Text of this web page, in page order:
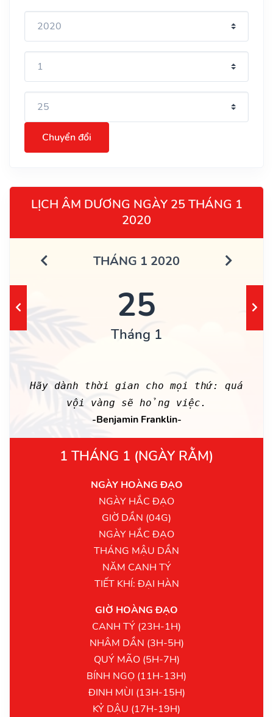
Chuyển đổi
LỊCH ÂM DƯƠNG NGÀY 25 THÁNG 1
2020
THÁNG 1 2020
25
Tháng 1
Hãy dành thời gian cho mọi thứ: quá
vội vàng sẽ hỏng việc.
-Benjamin Franklin-
1 THÁNG 1 (NGÀY RẰM)
NGÀY HOÀNG ĐẠO
NGÀY HẮC ĐẠO
GIỜ DẦN (04G)
NGÀY HẮC ĐẠO
THÁNG MẬU DẦN
NĂM CANH TÝ
TIẾT KHÍ: ĐẠI HÀN
GIỜ HOÀNG ĐẠO
CANH TÝ (23H-1H)
NHÂM DẦN (3H-5H)
QUÝ MÃO (5H-7H)
BÍNH NGỌ (11H-13H)
ĐINH MÙI (13H-15H)
KỶ DẬU (17H-19H)